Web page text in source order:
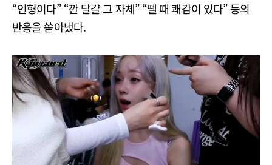
“인형이다” “깐 달걀 그 자체” “뗄 때 쾌감이 있다” 등의
반응을 쏟아냈다.